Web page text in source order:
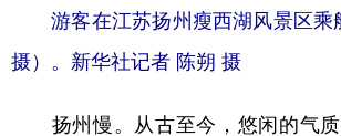
游客在江苏扬州瘦西湖风景区乘
摄）。新华社记者 陈朔 摄
扬州慢。从古至今，悠闲的气质